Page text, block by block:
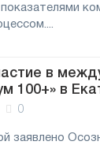
в
100+» в
0
заявлено